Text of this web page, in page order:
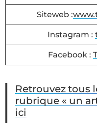
Siteweb :
Instagram :
Facebook :
Retrouvez tous
rubrique « un
ici